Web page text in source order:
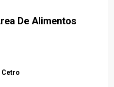
De Alimentos
Cetro